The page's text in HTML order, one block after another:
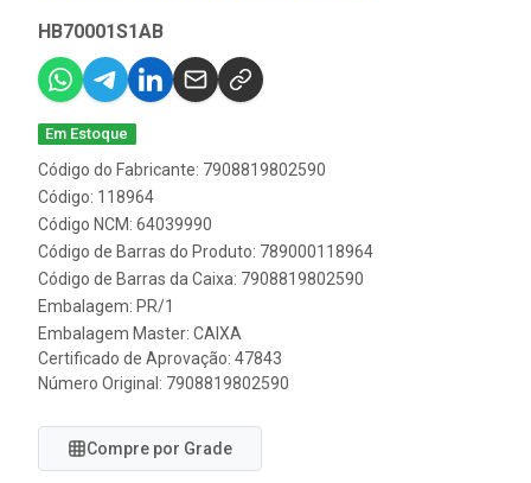
HB70001S1AB
Em Estoque
Código do Fabricante: 7908819802590
Código: 118964
Código NCM: 64039990
Código de Barras do Produto: 789000118964
Código de Barras da Caixa: 7908819802590
Embalagem: PR/1
Embalagem Master: CAIXA
Certificado de Aprovação: 47843
Número Original: 7908819802590
Compre por Grade